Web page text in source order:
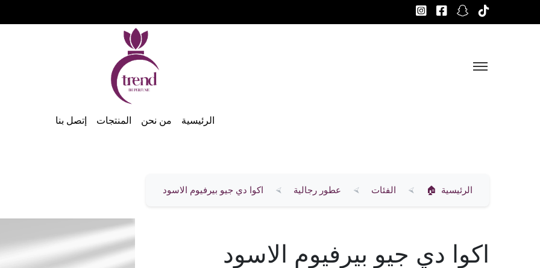
الرئيسية من نحن المنتجات إتصل بنا
الرئيسية الفئات عطور رجالية اكوا دي جيو بيرفيوم الاسود
اكوا دي جيو بيرفيوم الاسود